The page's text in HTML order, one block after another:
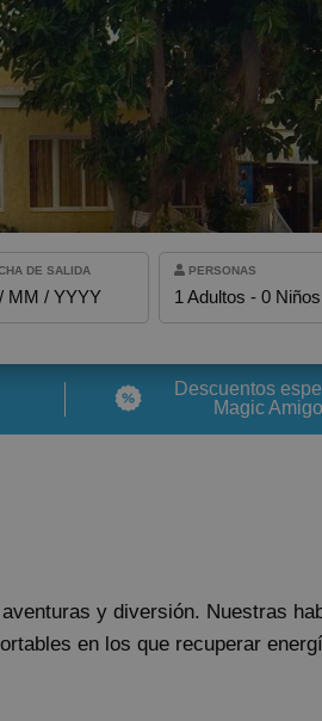
Modificar mi
Cancelar mi
Otras consultas
privacidad
DE SALIDA
MM / YYYY
PERSONAS
1 Adultos - 0 Niños
Niños
Descuentos
Magic
y diversión. Nuestras
en los que recuperar